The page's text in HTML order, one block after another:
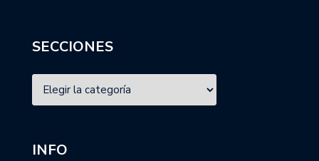
SECCIONES
INFO